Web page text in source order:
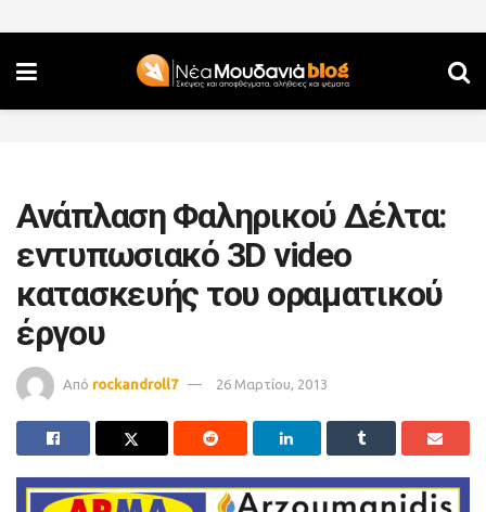
Ανάπλαση Φαληρικού Δέλτα:
εντυπωσιακό 3D video
κατασκευής του οραματικού
έργου
Από rockandroll7 26 Μαρτίου, 2013